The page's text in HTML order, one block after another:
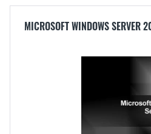
MICROSOFT WINDOWS SERVER